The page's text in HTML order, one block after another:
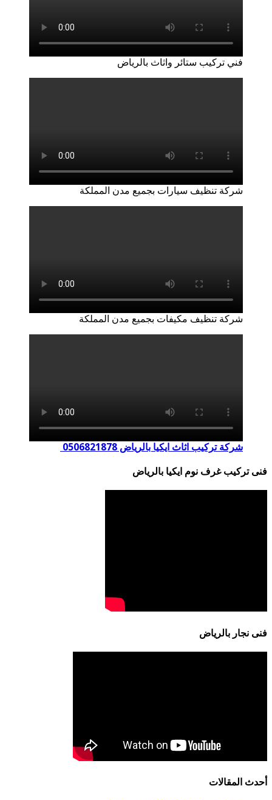
فني تركيب ستائر واثاث بالرياض
شركة تنظيف سيارات بجميع مدن المملكة
شركة تنظيف مكيفات بجميع مدن المملكة
شركة تركيب اثاث ايكيا بالرياض 0506821878
فنى تركيب غرف نوم ايكيا بالرياض
فنى نجار بالرياض
أحدث المقالات